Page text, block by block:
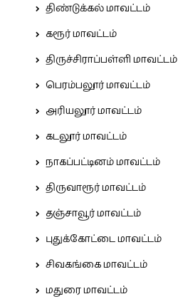
திண்டுக்கல் மாவட்டம்
கரூர் மாவட்டம்
திருச்சிராப்பள்ளி மாவட்டம்
பெரம்பலூர் மாவட்டம்
அரியலூர் மாவட்டம்
கடலூர் மாவட்டம்
நாகப்பட்டினம் மாவட்டம்
திருவாரூர் மாவட்டம்
தஞ்சாவூர் மாவட்டம்
புதுக்கோட்டை மாவட்டம்
சிவகங்கை மாவட்டம்
மதுரை மாவட்டம்